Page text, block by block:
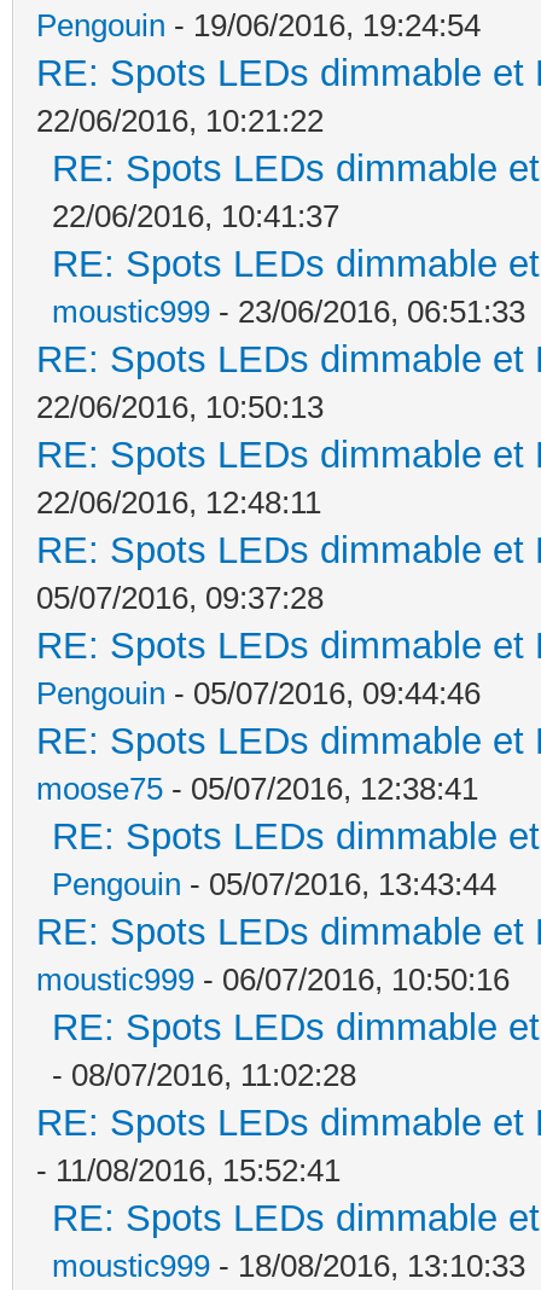
Pengouin - 19/06/2016, 19:24:54
RE: Spots LEDs dimmable
22/06/2016, 10:21:22
RE: Spots LEDs dimmable
22/06/2016, 10:41:37
RE: Spots LEDs dimmable
moustic999 - 23/06/2016, 06:51:33
RE: Spots LEDs dimmable
22/06/2016, 10:50:13
RE: Spots LEDs dimmable
22/06/2016, 12:48:11
RE: Spots LEDs dimmable
05/07/2016, 09:37:28
RE: Spots LEDs dimmable
Pengouin - 05/07/2016, 09:44:46
RE: Spots LEDs dimmable
moose75 - 05/07/2016, 12:38:41
RE: Spots LEDs dimmable
Pengouin - 05/07/2016, 13:43:44
RE: Spots LEDs dimmable
moustic999 - 06/07/2016, 10:50:16
RE: Spots LEDs dimmable
- 08/07/2016, 11:02:28
RE: Spots LEDs dimmable
- 11/08/2016, 15:52:41
RE: Spots LEDs dimmable
moustic999 - 18/08/2016, 13:10:33